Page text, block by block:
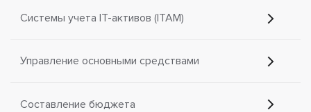
Системы учета IT-активов (ITAM)
Управление основными средствами
Составление бюджета